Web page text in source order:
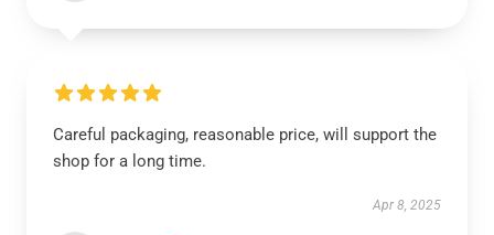
Careful packaging, reasonable price, will support the
shop for a long time.
Apr 8, 2025